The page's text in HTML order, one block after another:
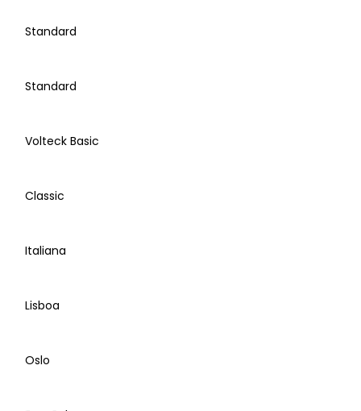
Standard
Standard
Volteck Basic
Classic
Italiana
Lisboa
Oslo